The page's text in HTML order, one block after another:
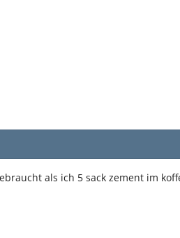
als ich 5 sack zement im